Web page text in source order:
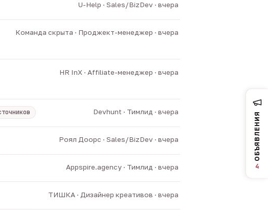
U-Help · Sales/BizDev · вчера
Команда скрыта · Проджект-менеджер · вчера
HR InX · Affiliate-менеджер · вчера
Devhunt · Тимлид · вчера
Роял Доорс · Sales/BizDev · вчера
Appspire.agency · Тимлид · вчера
ТИШКА · Дизайнер креативов · вчера
ОБЪЯВЛЕНИЯ
4